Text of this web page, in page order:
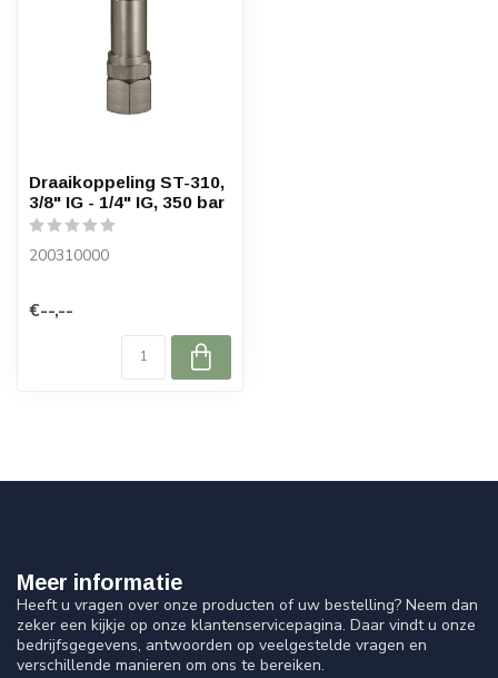
Draaikoppeling ST-310,
3/8" IG - 1/4" IG, 350 bar
200310000
€--,--
Meer informatie
Heeft u vragen over onze producten of uw bestelling? Neem dan
zeker een kijkje op onze klantenservicepagina. Daar vindt u onze
bedrijfsgegevens, antwoorden op veelgestelde vragen en
verschillende manieren om ons te bereiken.